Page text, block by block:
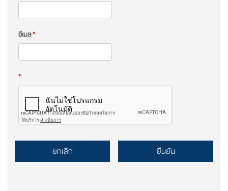
อีเมล*
*
ยกเลิก ยืนยัน